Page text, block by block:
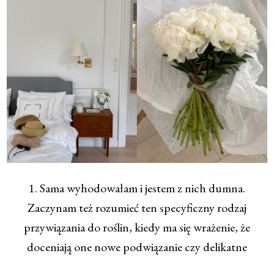
1. Sama wyhodowałam i jestem z nich dumna.
Zaczynam też rozumieć ten specyficzny rodzaj
przywiązania do roślin, kiedy ma się wrażenie, że
doceniają one nowe podwiązanie czy delikatne